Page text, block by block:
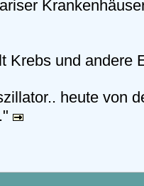
Krebs und andere
heute von